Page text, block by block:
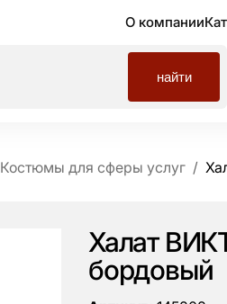
О компании
найти
Костюмы для сферы услуг
Халат
бордовый